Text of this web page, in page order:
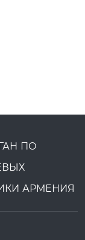
ПО
АРМЕНИЯ